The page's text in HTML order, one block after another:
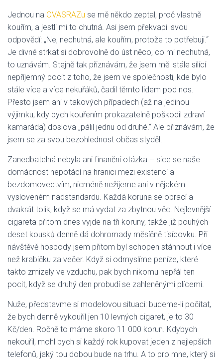
Jednou na OVASRAZu se mě někdo zeptal, proč vlastně
kouřím, a jestli mi to chutná. Asi jsem překvapil svou
odpovědí: „Ne, nechutná, ale kouřím, protože to potřebuji.“
Je divné strkat si dobrovolně do úst něco, co mi nechutná,
to uznávám. Stejně tak přiznávám, že jsem měl stále sílící
nepříjemný pocit z toho, že jsem ve společnosti, kde bylo
stále více a více nekuřáků, čadil těmto lidem pod nos.
Přesto jsem ani v takových případech (až na jedinou
výjimku, kdy bych kouřením prokazatelně poškodil zdraví
kamaráda) doslova „pálil jednu od druhé.“ Ale přiznávám, že
jsem se za svou bezohlednost občas styděl.
Zanedbatelná nebyla ani finanční otázka – sice se naše
domácnost nepotácí na hranici mezi existencí a
bezdomovectvím, nicméně nežijeme ani v nějakém
vysloveném nadstandardu. Každá koruna se obrací a
dvakrát tolik, když se má vydat za zbytnou věc. Nejlevnější
cigareta přitom dnes vyjde na tři koruny, takže již pouhých
deset kousků denně dá dohromady měsíčně tisícovku. Při
návštěvě hospody jsem přitom byl schopen stáhnout i více
než krabičku za večer. Když si odmyslíme peníze, které
takto zmizely ve vzduchu, pak bych nikomu nepřál ten
pocit, když se druhý den probudí se zahleněnými plícemi.
Nuže, představme si modelovou situaci: budeme-li počítat,
že bych denně vykouřil jen 10 levných cigaret, je to 30
Kč/den. Ročně to máme skoro 11 000 korun. Kdybych
nekouřil, mohl bych si každý rok kupovat jeden z nejlepších
telefonů, jaký tou dobou bude na trhu. A to pro mne, který si